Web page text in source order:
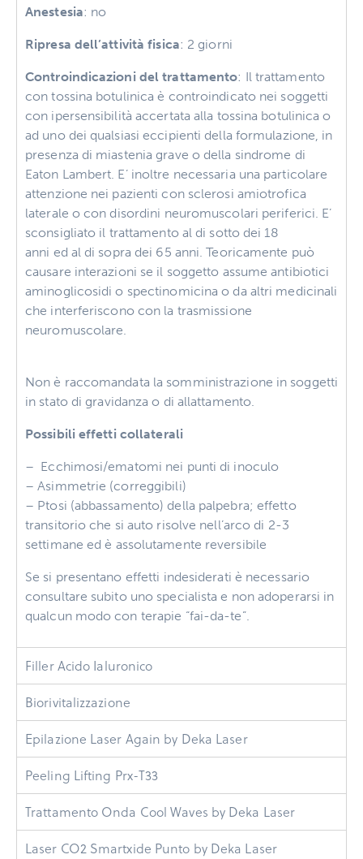
Anestesia: no
Ripresa dell’attività fisica: 2 giorni
Controindicazioni del trattamento: Il trattamento
con tossina botulinica è controindicato nei soggetti
con ipersensibilità accertata alla tossina botulinica o
ad uno dei qualsiasi eccipienti della formulazione, in
presenza di miastenia grave o della sindrome di
Eaton Lambert. E’ inoltre necessaria una particolare
attenzione nei pazienti con sclerosi amiotrofica
laterale o con disordini neuromuscolari periferici. E’
sconsigliato il trattamento al di sotto dei 18
anni ed al di sopra dei 65 anni. Teoricamente può
causare interazioni se il soggetto assume antibiotici
aminoglicosidi o spectinomicina o da altri medicinali
che interferiscono con la trasmissione
neuromuscolare.
Non è raccomandata la somministrazione in soggetti
in stato di gravidanza o di allattamento.
Possibili effetti collaterali
– Ecchimosi/ematomi nei punti di inoculo
– Asimmetrie (correggibili)
– Ptosi (abbassamento) della palpebra; effetto
transitorio che si auto risolve nell’arco di 2-3
settimane ed è assolutamente reversibile
Se si presentano effetti indesiderati è necessario
consultare subito uno specialista e non adoperarsi in
qualcun modo con terapie “fai-da-te”.
Filler Acido Ialuronico
Biorivitalizzazione
Epilazione Laser Again by Deka Laser
Peeling Lifting Prx-T33
Trattamento Onda Cool Waves by Deka Laser
Laser CO2 Smartxide Punto by Deka Laser